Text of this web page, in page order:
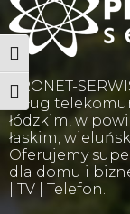
Wysoki kontrast
Powiększ tekst
PRONET-
usług
łódzkim, w
łaskim,
Oferujemy
dla domu i
| TV | Telefon.